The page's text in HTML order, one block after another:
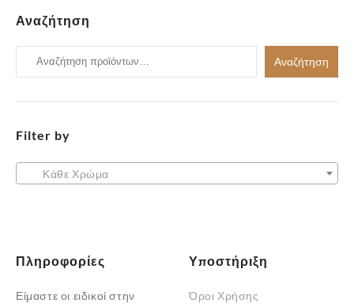
Αναζήτηση
Αναζήτηση
για:
Αναζήτηση
Filter by
Κάθε Χρώμα
Πληροφορίες
Είμαστε οι ειδικοί στην
Υποστήριξη
Όροι Χρήσης